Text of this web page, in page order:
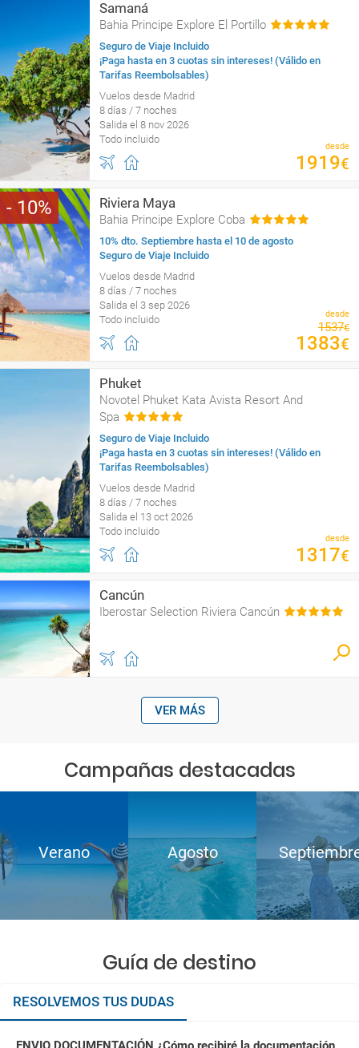
Samaná
Bahia Principe Explore El Portillo
Seguro de Viaje Incluido
¡Paga hasta en 3 cuotas sin intereses! (Válido en
Tarifas Reembolsables)
Vuelos desde Madrid
8 días / 7 noches
Salida el 8 nov 2026
Todo incluido
desde
1919€
10 Riviera Maya
Bahia Principe Explore Coba
10% dto. Septiembre hasta el 10 de agosto
Seguro de Viaje Incluido
Vuelos desde Madrid
8 días / 7 noches
Salida el 3 sep 2026
Todo incluido
desde
1537€
1383€
Phuket
Novotel Phuket Kata Avista Resort And
Spa
Seguro de Viaje Incluido
¡Paga hasta en 3 cuotas sin intereses! (Válido en
Tarifas Reembolsables)
Vuelos desde Madrid
8 días / 7 noches
Salida el 13 oct 2026
Todo incluido
desde
1317€
Cancún
Iberostar Selection Riviera Cancún
VER MÁS
Campañas destacadas
Verano Agosto
Guía de destino
RESOLVEMOS TUS DUDAS